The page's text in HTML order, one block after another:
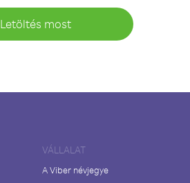
Letöltés most
VÁLLALAT
A Viber névjegye